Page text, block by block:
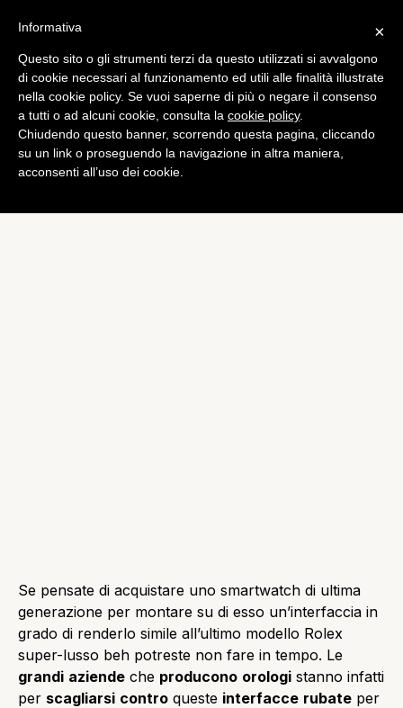
Wearable
SmartWatch: produttori di
orologi sul piede di guerra
di Redazione
Se pensate di acquistare uno smartwatch di ultima
generazione per montare su di esso un’interfaccia in
grado di renderlo simile all’ultimo modello Rolex
super-lusso beh potreste non fare in tempo. Le
grandi aziende che producono orologi stanno infatti
per scagliarsi contro queste interfacce rubate per
×
Informativa
Questo sito o gli strumenti terzi da questo utilizzati si avvalgono
di cookie necessari al funzionamento ed utili alle finalità illustrate
nella cookie policy. Se vuoi saperne di più o negare il consenso
a tutti o ad alcuni cookie, consulta la cookie policy.
Chiudendo questo banner, scorrendo questa pagina, cliccando
su un link o proseguendo la navigazione in altra maniera,
acconsenti all’uso dei cookie.